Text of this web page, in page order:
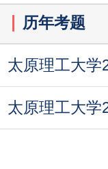
历年考题
太原理工大学
太原理工大学